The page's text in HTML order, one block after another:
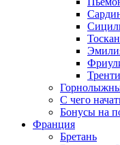
С чего
Бонусы на
Франция
Бретань